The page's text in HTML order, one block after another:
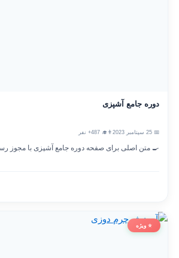
دوره جامع آشپزی
👨‍🎓 487+ نفر
🍳 متن اصلی برای صفحه دوره جامع آشپزی با مجوز
⭐ ویژه